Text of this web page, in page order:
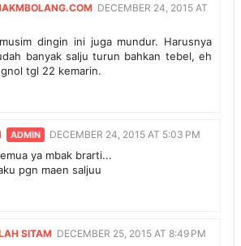
DECEMBER 24, 2015 AT
dingin ini juga mundur. Harusnya
banyak salju turun bahkan tebel, eh
tgl 22 kemarin.
DECEMBER 24, 2015 AT 5:03 PM
ya mbak brarti...
pgn maen saljuu
SITAM DECEMBER 25, 2015 AT 8:49 PM